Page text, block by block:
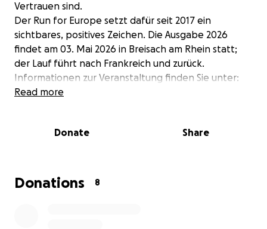
Vertrauen sind.
Der Run for Europe setzt dafür seit 2017 ein
sichtbares, positives Zeichen. Die Ausgabe 2026
findet am 03. Mai 2026 in Breisach am Rhein statt;
der Lauf führt nach Frankreich und zurück.
Informationen zur Veranstaltung finden Sie unter:
https://run-for-europe.eu/de/startseite/
Read more
Donate Share
Donations 8